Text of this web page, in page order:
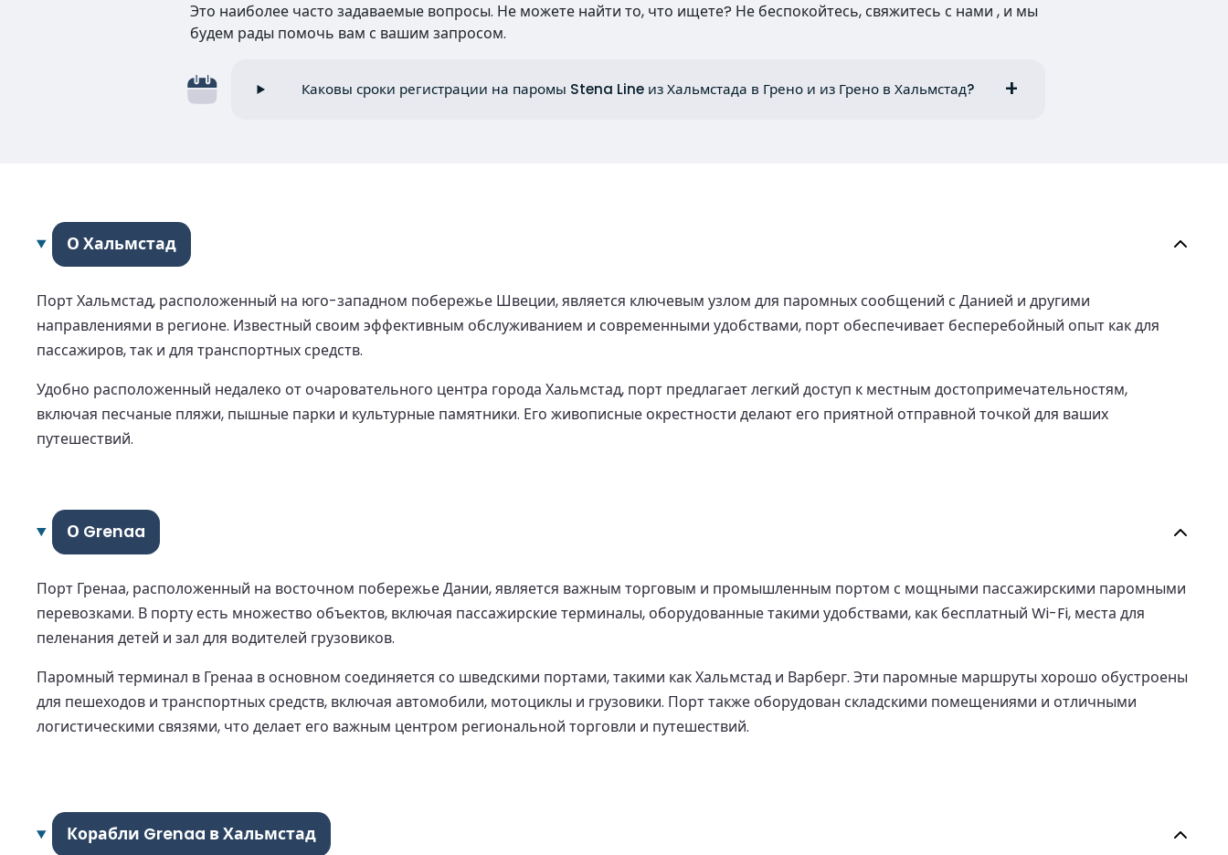
Это наиболее часто задаваемые вопросы. Не можете найти то, что ищете? Не беспокойтесь, свяжитесь с нами , и мы
будем рады помочь вам с вашим запросом.
Каковы сроки регистрации на паромы Stena Line из Хальмстада в Грено и из Грено в Хальмстад?
О Хальмстад
Порт Хальмстад, расположенный на юго-западном побережье Швеции, является ключевым узлом для паромных сообщений с Данией и другими
направлениями в регионе. Известный своим эффективным обслуживанием и современными удобствами, порт обеспечивает бесперебойный опыт как для
пассажиров, так и для транспортных средств.
Удобно расположенный недалеко от очаровательного центра города Хальмстад, порт предлагает легкий доступ к местным достопримечательностям,
включая песчаные пляжи, пышные парки и культурные памятники. Его живописные окрестности делают его приятной отправной точкой для ваших
путешествий.
О Grenaa
Порт Гренаа, расположенный на восточном побережье Дании, является важным торговым и промышленным портом с мощными пассажирскими паромными
перевозками. В порту есть множество объектов, включая пассажирские терминалы, оборудованные такими удобствами, как бесплатный Wi-Fi, места для
пеленания детей и зал для водителей грузовиков.
Паромный терминал в Гренаа в основном соединяется со шведскими портами, такими как Хальмстад и Варберг. Эти паромные маршруты хорошо обустроены
для пешеходов и транспортных средств, включая автомобили, мотоциклы и грузовики. Порт также оборудован складскими помещениями и отличными
логистическими связями, что делает его важным центром региональной торговли и путешествий.
Корабли Grenaa в Хальмстад